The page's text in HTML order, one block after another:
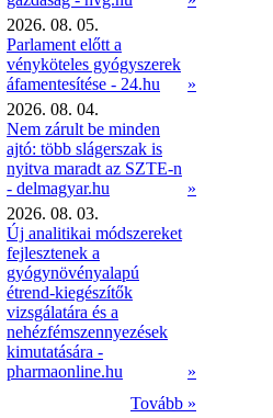
2026. 08. 05.
Parlament előtt a
vényköteles gyógyszerek
áfamentesítése - 24.hu
»
2026. 08. 04.
Nem zárult be minden
ajtó: több slágerszak is
nyitva maradt az SZTE-n
- delmagyar.hu
»
2026. 08. 03.
Új analitikai módszereket
fejlesztenek a
gyógynövényalapú
étrend-kiegészítők
vizsgálatára és a
nehézfémszennyezések
kimutatására -
pharmaonline.hu
»
Tovább »